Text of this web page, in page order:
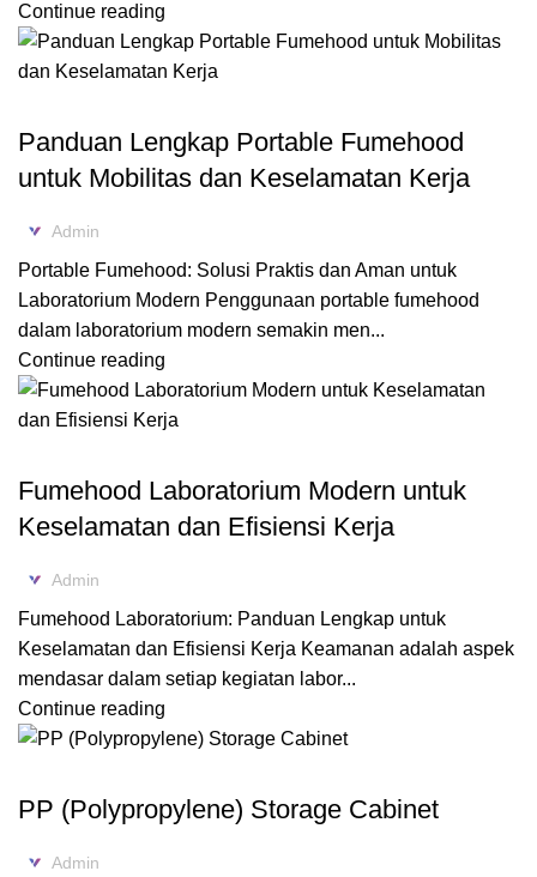
Continue reading
Panduan Lengkap Portable Fumehood
untuk Mobilitas dan Keselamatan Kerja
Admin
Portable Fumehood: Solusi Praktis dan Aman untuk
Laboratorium Modern Penggunaan portable fumehood
dalam laboratorium modern semakin men...
Continue reading
Fumehood Laboratorium Modern untuk
Keselamatan dan Efisiensi Kerja
Admin
Fumehood Laboratorium: Panduan Lengkap untuk
Keselamatan dan Efisiensi Kerja Keamanan adalah aspek
mendasar dalam setiap kegiatan labor...
Continue reading
PP (Polypropylene) Storage Cabinet
Admin